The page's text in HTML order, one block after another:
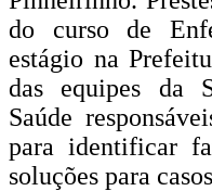
do curso de
estágio na
das equipes da
Saúde
para identificar
soluções para